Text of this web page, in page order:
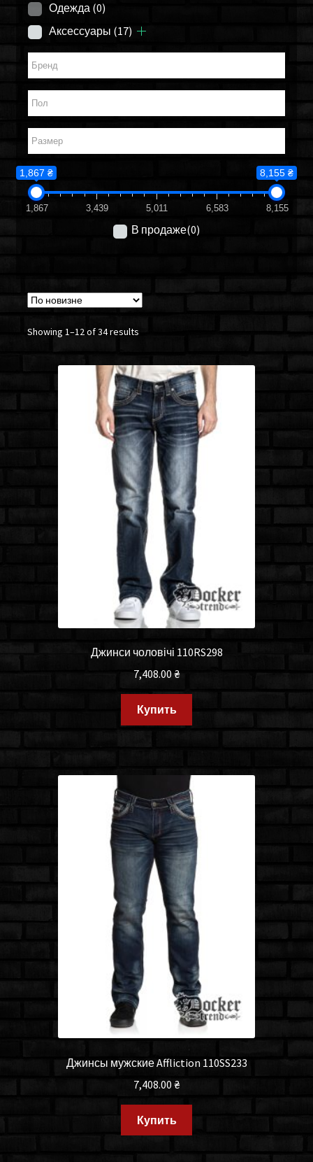
Одежда (0)
Аксессуары (17)
1,867 ₴ 8,155 ₴
1,867 3,439 5,011 6,583 8,155
В продаже(0)
Showing 1–12 of 34 results
Джинси чоловічі 110RS298
7,408.00₴
Купить
Джинсы мужские Affliction 110SS233
7,408.00 ₴
Купить